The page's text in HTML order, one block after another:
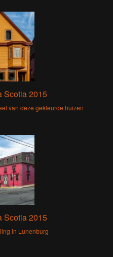
Scotia 2015
van deze gekleurde huizen
Scotia 2015
in Lunenburg